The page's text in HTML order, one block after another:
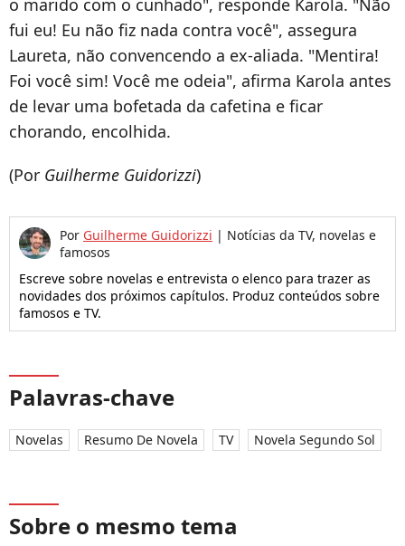
fui eu! Eu não fiz nada contra você", assegura
Laureta, não convencendo a ex-aliada. "Mentira!
Foi você sim! Você me odeia", afirma Karola antes
de levar uma bofetada da cafetina e ficar
chorando, encolhida.
(Por Guilherme Guidorizzi)
Por Guilherme Guidorizzi | Notícias da TV, novelas e
famosos
Escreve sobre novelas e entrevista o elenco para trazer as
novidades dos próximos capítulos. Produz conteúdos sobre
famosos e TV.
Palavras-chave
Novelas Resumo De Novela TV Novela Segundo Sol
Sobre o mesmo tema